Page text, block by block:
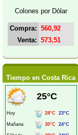
Colones por Dólar
Compra: 560,92
Venta: 573,51
Tiempo en Costa Rica